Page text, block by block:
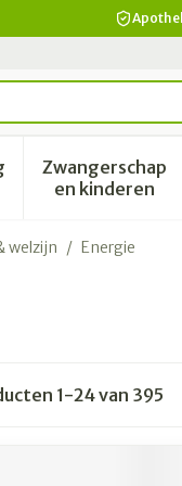
verzorging en
voor Dieet,
Zwangerschap
en kinderen
Toon
welzijn / Energie
1-24van 395